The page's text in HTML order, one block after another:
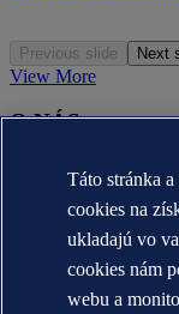
Previous slide Next
View More
O NÁS
O DNV
Účel, vízia a
A brief history
Annual reports
KONTAKT:
Táto stránka
cookies na
ukladajú vo
cookies nám
webu a